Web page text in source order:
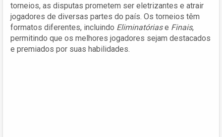
torneios, as disputas prometem ser eletrizantes e atrair
jogadores de diversas partes do país. Os torneios têm
formatos diferentes, incluindo Eliminatóriase Finais,
permitindo que os melhores jogadores sejam destacados
e premiados por suas habilidades.